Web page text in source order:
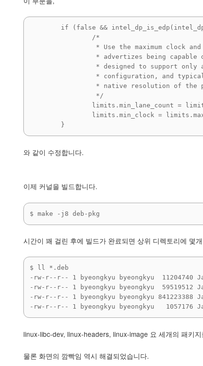
	}
와 같이 수정합니다.
이제 커널을 빌드합니다.
$ make -j8 deb-pkg
시간이 꽤 걸린 후에 빌드가 완료되면 상위 디렉토리에 몇
$ ll *.deb
-rw-r--r-- 1 byeongkyu byeongkyu  11204740
-rw-r--r-- 1 byeongkyu byeongkyu  59519512
-rw-r--r-- 1 byeongkyu byeongkyu 841223388
linux-libc-dev, linux-headers, linux-image 요 세개의 패키
물론 화면의 깜빡임 역시 해결되었습니다.